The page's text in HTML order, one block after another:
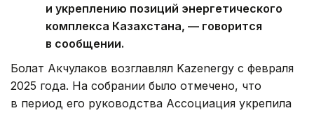
и укреплению позиций энергетического
комплекса Казахстана, — говорится
в сообщении.
Болат Акчулаков возглавлял Kazenergy с февраля
2025 года. На собрании было отмечено, что
в период его руководства Ассоциация укрепила